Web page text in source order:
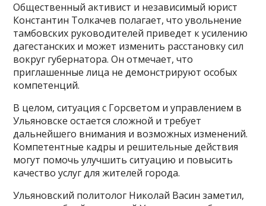
Общественный активист и независимый юрист
Константин Толкачев полагает, что увольнение
тамбовских руководителей приведет к усилению
дагестанских и может изменить расстановку сил
вокруг губернатора. Он отмечает, что
приглашенные лица не демонстрируют особых
компетенций.
В целом, ситуация с Горсветом и управлением в
Ульяновске остается сложной и требует
дальнейшего внимания и возможных изменений.
Компетентные кадры и решительные действия
могут помочь улучшить ситуацию и повысить
качество услуг для жителей города.
Ульяновский политолог Николай Васин заметил,